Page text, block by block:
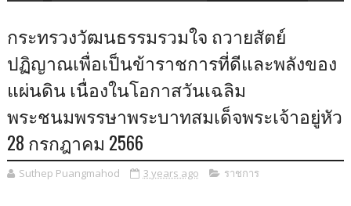
กระทรวงวัฒนธรรมรวมใจ ถวายสัตย์
ปฏิญาณเพื่อเป็นข้าราชการที่ดีและพลังของ
แผ่นดิน เนื่องในโอกาสวันเฉลิม
พระชนมพรรษาพระบาทสมเด็จพระเจ้าอยู่หัว
28 กรกฎาคม 2566
Suthep Puangmahod 3 years ago ราชการ